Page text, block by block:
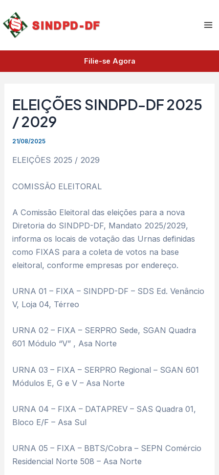
para
Filie-se Agora
ELEIÇÕES SINDPD-DF 2025
/ 2029
21/08/2025
ELEIÇÕES 2025 / 2029
COMISSÃO ELEITORAL
A Comissão Eleitoral das eleições para a nova
Diretoria do SINDPD-DF, Mandato 2025/2029,
informa os locais de votação das Urnas definidas
como FIXAS para a coleta de votos na base
eleitoral, conforme empresas por endereço.
URNA 01 – FIXA – SINDPD-DF – SDS Ed. Venâncio
V, Loja 04, Térreo
URNA 02 – FIXA – SERPRO Sede, SGAN Quadra
601 Módulo “V” , Asa Norte
URNA 03 – FIXA – SERPRO Regional – SGAN 601
Módulos E, G e V – Asa Norte
URNA 04 – FIXA – DATAPREV – SAS Quadra 01,
Bloco E/F – Asa Sul
URNA 05 – FIXA – BBTS/Cobra – SEPN Comércio
Residencial Norte 508 – Asa Norte
r
q
u
v
s